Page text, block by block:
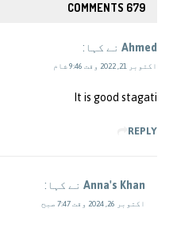
679 COMMENTS
Ahmed نے کہا:
اکتوبر 21, 2022 وقت 9:46 شام
It is good stagati
REPLY
Anna's Khan نے کہا:
اکتوبر 26, 2024 وقت 7:47 صبح